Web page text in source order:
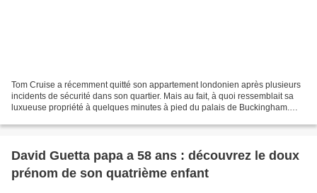
Tom Cruise a récemment quitté son appartement londonien après plusieurs
incidents de sécurité dans son quartier. Mais au fait, à quoi ressemblait sa
luxueuse propriété à quelques minutes à pied du palais de Buckingham.
David Guetta papa a 58 ans : découvrez le doux
prénom de son quatrième enfant